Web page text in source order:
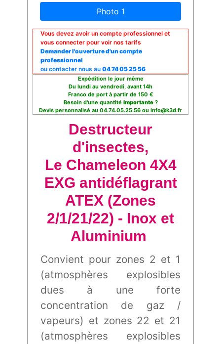
Photo 1
Vous devez avoir un compte professionnel et
vous connecter pour voir nos tarifs
Demander l'ouverture d'un compte
professionnel
ou contacter nous au 04 74 05 25 56
Expédition le jour même
Du lundi au vendredi, avant 14h
Franco de port à partir de 150 €
Besoin d'une quantité importante?
Devis personnalisé au 04.74.05.25.56 ou info@k3d.fr
Destructeur
d'insectes,
Le Chameleon 4X4
EXG antidéflagrant
ATEX (Zones
2/1/21/22) - Inox et
Aluminium
Convient pour zones 2 et 1
(atmosphères explosibles
dues à une forte
concentration de gaz /
vapeurs) et zones 22 et 21
(atmosphères explosibles